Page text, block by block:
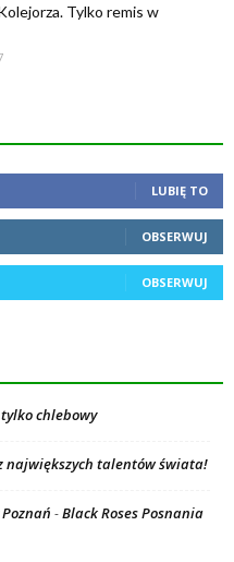
Tylko remis w
LUBIĘ TO
OBSERWUJ
OBSERWUJ
chlebowy
największych talentów świata!
-Black Roses Posnania